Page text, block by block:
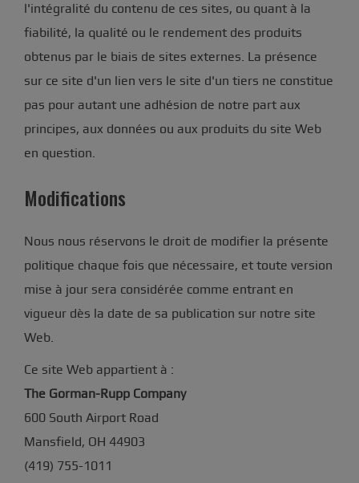
l'intégralité du contenu de ces sites, ou quant à la
fiabilité, la qualité ou le rendement des produits
obtenus par le biais de sites externes. La présence
sur ce site d'un lien vers le site d'un tiers ne constitue
pas pour autant une adhésion de notre part aux
principes, aux données ou aux produits du site Web
en question.
Modifications
Nous nous réservons le droit de modifier la présente
politique chaque fois que nécessaire, et toute version
mise à jour sera considérée comme entrant en
vigueur dès la date de sa publication sur notre site
Web.
Ce site Web appartient à :
The Gorman-Rupp Company
600 South Airport Road
Mansfield, OH 44903
(419) 755-1011